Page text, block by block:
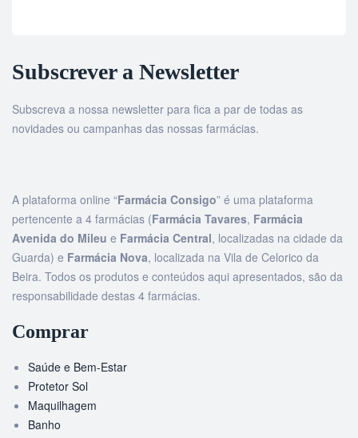
Subscrever a Newsletter
Subscreva a nossa newsletter para fica a par de todas as
novidades ou campanhas das nossas farmácias.
A plataforma online “Farmácia Consigo” é uma plataforma
pertencente a 4 farmácias (Farmácia Tavares, Farmácia
Avenida do Mileu e Farmácia Central, localizadas na cidade da
Guarda) e Farmácia Nova, localizada na Vila de Celorico da
Beira. Todos os produtos e conteúdos aqui apresentados, são da
responsabilidade destas 4 farmácias.
Comprar
Saúde e Bem-Estar
Protetor Sol
Maquilhagem
Banho